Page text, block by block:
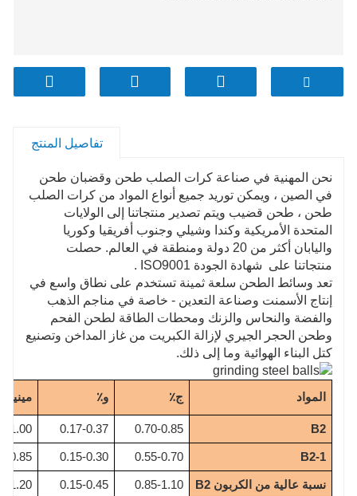
تفاصيل المنتج
نحن المهنية في صناعة كرات الصلب طحن وقضبان طحن
في الصين ، ويمكن توريد جميع أنواع المواد من كرات الصلب
طحن ، طحن قضيب ويتم تصدير منتجاتنا إلى الولايات
المتحدة الأمريكية وكندا وشيلي وجنوب أفريقيا وكوريا
واليابان أكثر من 20 دولة ومنطقة في العالم. حصلت
منتجاتنا على شهادة الجودة ISO9001 .
تعد وسائط الطحن سلعة ثمينة تستخدم على نطاق واسع في
إنتاج الأسمنت وصناعة التعدين - خاصة في مناجم الذهب
والفضة والنحاس والزنك ومحطات الطاقة لطحن الفحم
وطحن الحجر الجيري لإزالة الكبريت من غاز المداخن وتصنيع
كتل البناء الهوائية وما إلى ذلك.
المواد ج٪ و٪
B2
0.70-0.85
0.17-0.37
1.00
B2-1
0.55-0.70
0.15-0.30
0.85
نسبة عالية من الكربون B2 0.85-1.10
0.15-0.45
1.20